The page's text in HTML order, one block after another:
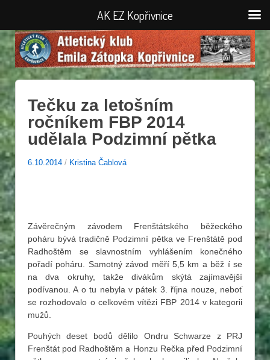
Tečku za letošním
ročníkem FBP 2014
udělala Podzimní pětka
6.10.2014 / Kristina Čablová
Závěrečným závodem Frenštátského běžeckého
poháru bývá tradičně Podzimní pětka ve Frenštátě pod
Radhoštěm se slavnostním vyhlášením konečného
pořadí poháru. Samotný závod měří 5,5 km a běž í se
na dva okruhy, takže divákům skýtá zajímavější
podívanou. A o tu nebyla v pátek 3. října nouze, neboť
se rozhodovalo o celkovém vítězi FBP 2014 v kategorii
mužů.
Pouhých deset bodů dělilo Ondru Schwarze z PRJ
Frenštát pod Radhoštěm a Honzu Rečka před Podzimní
AK EZ Kopřivnice